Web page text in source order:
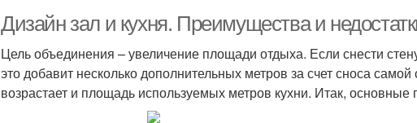
Дизайн зал и кухня. Преимущества и
Цель объединения – увеличение площади отдыха. Если снести
это добавит несколько дополнительных метров за счет сноса
возрастает и площадь используемых метров кухни. Итак,